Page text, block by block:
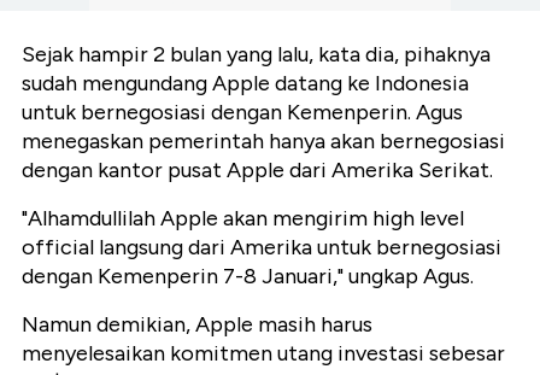
⁠Sejak hampir 2 bulan yang lalu, kata dia, pihaknya
sudah mengundang Apple datang ke Indonesia
untuk bernegosiasi dengan Kemenperin. Agus
menegaskan pemerintah hanya akan bernegosiasi
dengan kantor pusat Apple dari Amerika Serikat.
"Alhamdullilah Apple akan mengirim high level
official langsung dari Amerika untuk bernegosiasi
dengan Kemenperin 7-8 Januari," ungkap Agus.
Namun demikian, ⁠Apple masih harus
menyelesaikan komitmen utang investasi sebesar